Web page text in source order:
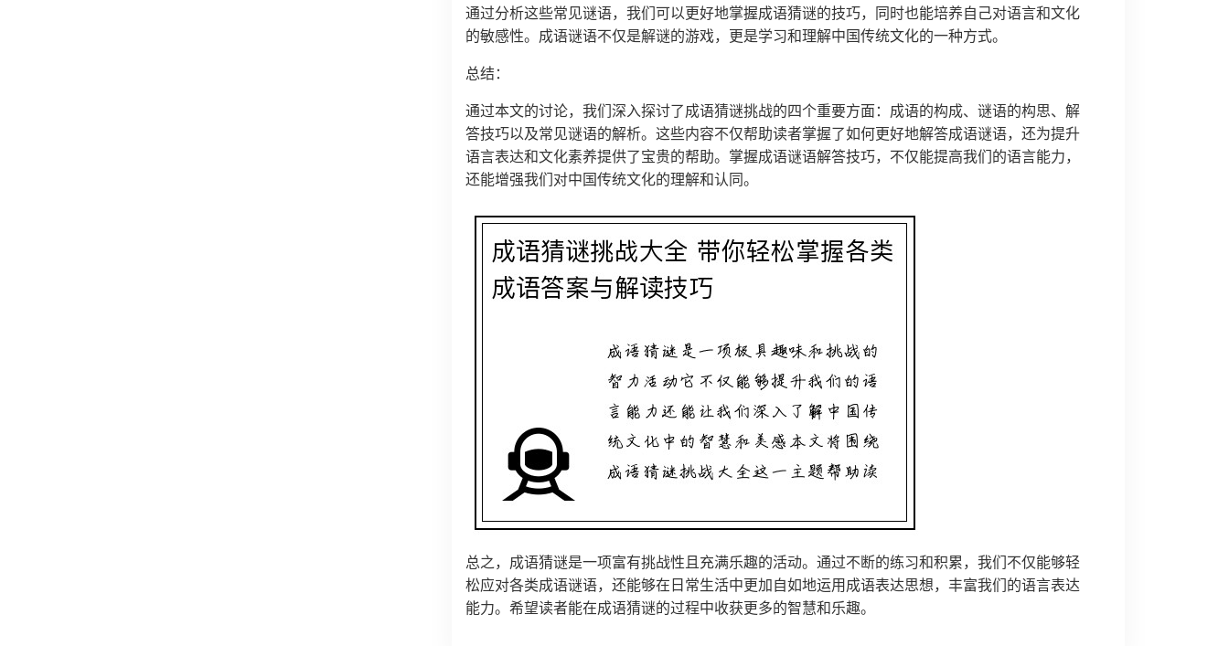
通过分析这些常见谜语，我们可以更好地掌握成语猜谜的技巧，同时也能培养自己对语言和文化
的敏感性。成语谜语不仅是解谜的游戏，更是学习和理解中国传统文化的一种方式。
总结：
通过本文的讨论，我们深入探讨了成语猜谜挑战的四个重要方面：成语的构成、谜语的构思、解
答技巧以及常见谜语的解析。这些内容不仅帮助读者掌握了如何更好地解答成语谜语，还为提升
语言表达和文化素养提供了宝贵的帮助。掌握成语谜语解答技巧，不仅能提高我们的语言能力，
还能增强我们对中国传统文化的理解和认同。
总之，成语猜谜是一项富有挑战性且充满乐趣的活动。通过不断的练习和积累，我们不仅能够轻
松应对各类成语谜语，还能够在日常生活中更加自如地运用成语表达思想，丰富我们的语言表达
能力。希望读者能在成语猜谜的过程中收获更多的智慧和乐趣。